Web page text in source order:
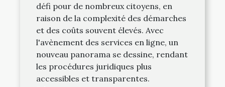
défi pour de nombreux citoyens, en
raison de la complexité des démarches
et des coûts souvent élevés. Avec
l'avènement des services en ligne, un
nouveau panorama se dessine, rendant
les procédures juridiques plus
accessibles et transparentes.